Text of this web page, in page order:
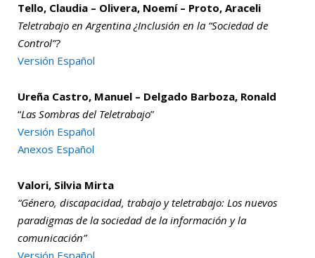
Tello, Claudia – Olivera, Noemí – Proto, Araceli
Teletrabajo en Argentina ¿Inclusión en la “Sociedad de
Control”?
Versión Español
Ureña Castro, Manuel – Delgado Barboza, Ronald
“Las Sombras del Teletrabajo”
Versión Español
Anexos Español
Valori, Silvia Mirta
“Género, discapacidad, trabajo y teletrabajo: Los nuevos
paradigmas de la sociedad de la información y la
comunicación”
Versión Español